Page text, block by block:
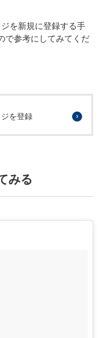
を新規に登録する手
で参考にしてみてくだ
を登録
みる